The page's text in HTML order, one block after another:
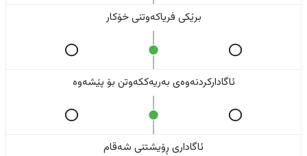
برێکی فریاکەوتنی خۆکار
ئاگادارکردنەوەی بەریەککەوتن بۆ پێشەوە
ئاگاداری ڕۆیشتنی شەقام